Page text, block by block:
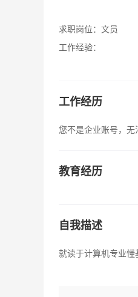
求职岗位： 文员
工作经验：
工作经历
您不是企业账号，无
教育经历
自我描述
就读于计算机专业懂